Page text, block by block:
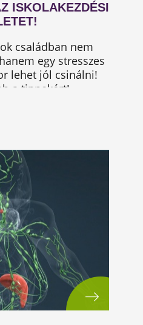
ISKOLAKEZDÉSI
családban nem
egy stresszes
lehet jól csinálni!
a tippekért!